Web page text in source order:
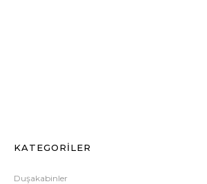
KATEGORİLER
Duşakabinler